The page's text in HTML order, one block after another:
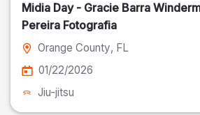
Midia Day - Gracie Barra
Pereira Fotografia
Orange County, FL
01/22/2026
Jiu-jitsu